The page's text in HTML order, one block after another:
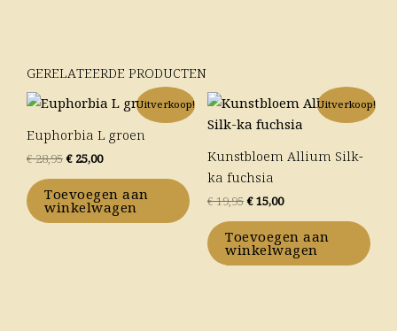
GERELATEERDE PRODUCTEN
Uitverkoop!
Euphorbia L groen
€28,95
Oorspronkelijke
prijs
was:
€ 28,95.
€ 25,00
Huidige
prijs
€ 25,00.
Toevoegen aan
winkelwagen
Uitverkoop!
Kunstbloem Allium Silk-
ka fuchsia
€19,95
Oorspronkelijke
prijs
was:
€15,00
Huidige
prijs
is:
Toevoegen aan
winkelwagen